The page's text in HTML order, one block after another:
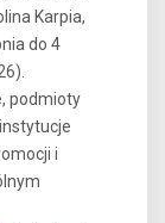
Karpia,
do 4
podmioty
i